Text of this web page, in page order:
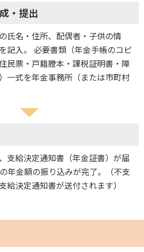
・提出
氏名・住所、配偶者・子供の情
記入。 必要書類（年金手帳のコピ
民票・戸籍謄本・課税証明書・障
一式を年金事務所（または市町村
支給決定通知書（年金証書）が届
年金額の振り込みが完了。（不支
給決定通知書が送付されます）